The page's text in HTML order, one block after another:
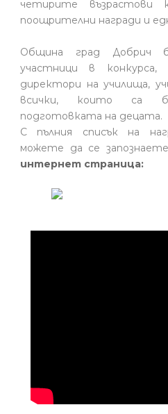
четирите възрастови
поощрителни награди и
Община град Добрич
участници в
директори на училища,
всички, които са
подготовката на децата.
С пълния списък на
можете да се
интернет страница: